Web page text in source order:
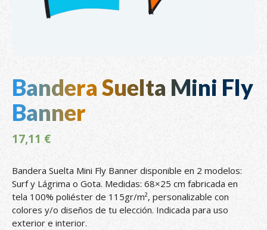
Bandera Suelta Mini Fly
Banner
17,11 €
Bandera Suelta Mini Fly Banner disponible en 2 modelos:
Surf y Lágrima o Gota. Medidas: 68×25 cm fabricada en
tela 100% poliéster de 115gr/m², personalizable con
colores y/o diseños de tu elección. Indicada para uso
exterior e interior.